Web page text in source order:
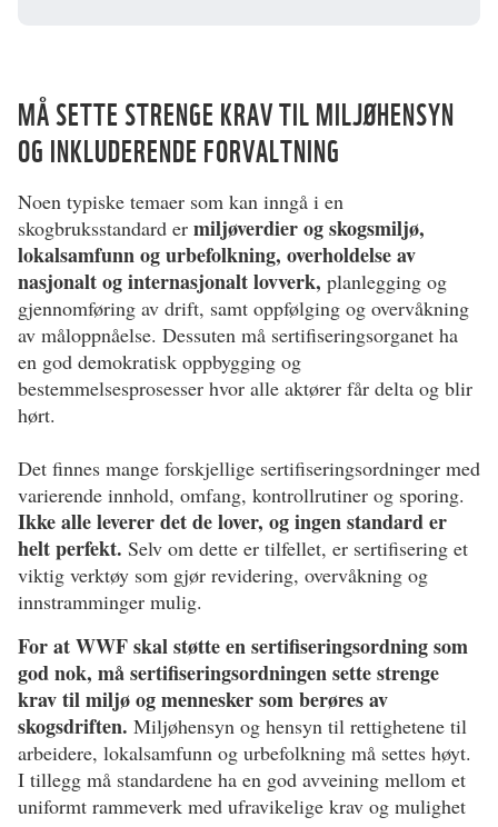
MÅ SETTE STRENGE KRAV TIL MILJØHENSYN
OG INKLUDERENDE FORVALTNING
Noen typiske temaer som kan inngå i en
skogbruksstandard er miljøverdier og skogsmiljø,
lokalsamfunn og urbefolkning, overholdelse av
nasjonalt og internasjonalt lovverk, planlegging og
gjennomføring av drift, samt oppfølging og overvåkning
av måloppnåelse. Dessuten må sertifiseringsorganet ha
en god demokratisk oppbygging og
bestemmelsesprosesser hvor alle aktører får delta og blir
hørt.
Det finnes mange forskjellige sertifiseringsordninger med
varierende innhold, omfang, kontrollrutiner og sporing.
Ikke alle leverer det de lover, og ingen standard er
helt perfekt. Selv om dette er tilfellet, er sertifisering et
viktig verktøy som gjør revidering, overvåkning og
innstramminger mulig.
For at WWF skal støtte en sertifiseringsordning som
god nok, må sertifiseringsordningen sette strenge
krav tilmiljøogmennesker som berøres av
skogsdriften. Miljøhensyn og hensyn til rettighetene til
arbeidere, lokalsamfunn og urbefolkning må settes høyt.
I tillegg må standardene ha en god avveining mellom et
uniformt rammeverk med ufravikelige krav og mulighet